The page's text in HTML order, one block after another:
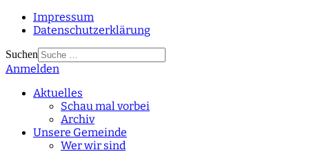
Impressum
Datenschutzerklärung
Suchen
Type 2 or more
Anmelden
Aktuelles
Schau mal vorbei
Archiv
Unsere Gemeinde
Wer wir sind